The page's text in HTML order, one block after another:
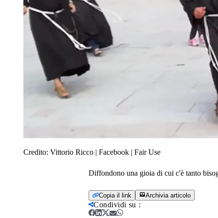
Credito: Vittorio Ricco | Facebook | Fair Use
Diffondono una gioia di cui c'è tanto
Copia il link Archivia articolo
Condividi su :